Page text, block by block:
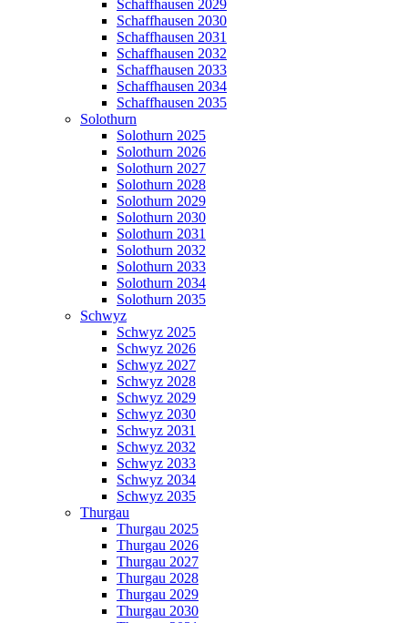
Schaffhausen 2029
Schaffhausen 2030
Schaffhausen 2031
Schaffhausen 2032
Schaffhausen 2033
Schaffhausen 2034
Schaffhausen 2035
Solothurn
Solothurn 2025
Solothurn 2026
Solothurn 2027
Solothurn 2028
Solothurn 2029
Solothurn 2030
Solothurn 2031
Solothurn 2032
Solothurn 2033
Solothurn 2034
Solothurn 2035
Schwyz
Schwyz 2025
Schwyz 2026
Schwyz 2027
Schwyz 2028
Schwyz 2029
Schwyz 2030
Schwyz 2031
Schwyz 2032
Schwyz 2033
Schwyz 2034
Schwyz 2035
Thurgau
Thurgau 2025
Thurgau 2026
Thurgau 2027
Thurgau 2028
Thurgau 2029
Thurgau 2030